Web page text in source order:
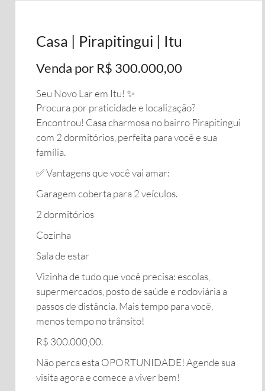
Casa | Pirapitingui | Itu
Venda por R$ 300.000,00
Seu Novo Lar em Itu! ✨
​Procura por praticidade e localização?
Encontrou! Casa charmosa no bairro Pirapitingui
com 2 dormitórios, perfeita para você e sua
família.
​✅ Vantagens que você vai amar:
​Garagem coberta para 2 veículos.
2 dormitórios
Cozinha
Sala de estar
​Vizinha de tudo que você precisa: escolas,
supermercados, posto de saúde e rodoviária a
passos de distância. Mais tempo para você,
menos tempo no trânsito!
​R$ 300.000,00.
Não perca esta OPORTUNIDADE! Agende sua
visita agora e comece a viver bem!